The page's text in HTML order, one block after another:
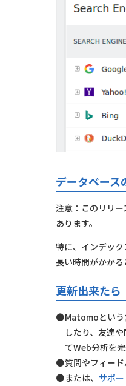
データベース
注意：このリリ
あります。
特に、インデッ
長い時間がかかる
更新出来たら
Matomoという
したり、友達
てWeb分析を
質問やフィー
または、サポ